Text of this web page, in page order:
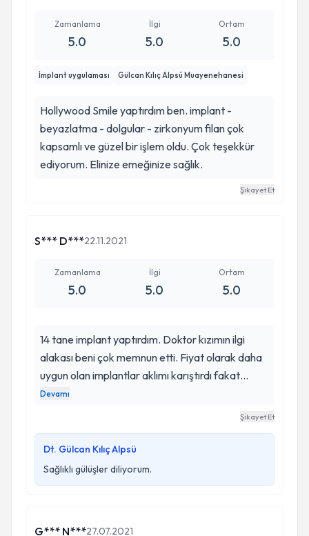
Zamanlama
5.0
İlgi
5.0
Ortam
5.0
İmplant uygulaması Gülcan Kılıç Alpsü Muayenehanesi
Hollywood Smile yaptırdım ben. implant -
beyazlatma - dolgular - zirkonyum filan çok
kapsamlı ve güzel bir işlem oldu. Çok teşekkür
ediyorum. Elinize emeğinize sağlık.
Şikayet Et
S*** D***22.11.2021
Zamanlama
5.0
İlgi
5.0
Ortam
5.0
14 tane implant yaptırdım. Doktor kızımın ilgi
alakası beni çok memnun etti. Fiyat olarak daha
uygun olan implantlar aklımı karıştırdı fakat
oğlum araştırdı çaktığı implantlar en kalitelisiymiş
gülebiliyorum. Protez kısmı için zirkonyumdan
başka yapmam dedi saolsun. Çok memnunum.
Ellerine sağlık.
Devamı
Şikayet Et
Dt. Gülcan Kılıç Alpsü
Sağlıklı gülüşler diliyorum.
G*** N***27.07.2021